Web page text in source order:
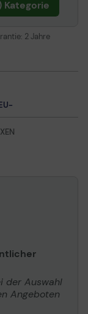
Kategorie
2 Jahre
der Auswahl
Angeboten